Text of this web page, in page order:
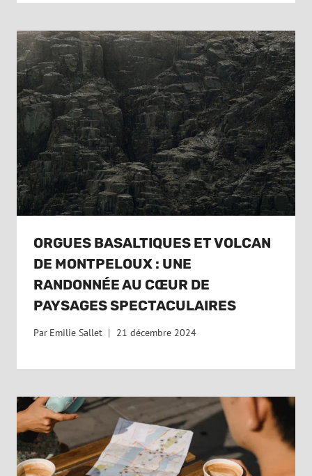
ORGUES BASALTIQUES ET VOLCAN
DE MONTPELOUX : UNE
RANDONNÉE AU CŒUR DE
PAYSAGES SPECTACULAIRES
Par Emilie Sallet 21 décembre 2024